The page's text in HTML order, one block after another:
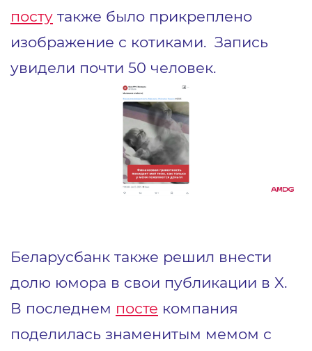
посту также было прикреплено
изображение с котиками. Запись
увидели почти 50 человек.
Беларусбанк также решил внести
долю юмора в свои публикации в X.
В последнем посте компания
поделилась знаменитым мемом с